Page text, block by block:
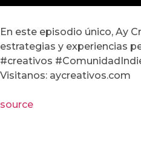
En este episodio único, Ay
estrategias y experiencias
#creativos
Visitanos: aycreativos.com
source